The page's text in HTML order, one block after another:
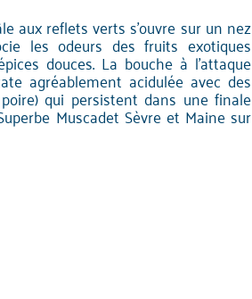
aux reflets verts s'ouvre sur un nez
les odeurs des fruits exotiques
douces. La bouche à l'attaque
agréablement acidulée avec des
qui persistent dans une finale
Muscadet Sèvre et Maine sur